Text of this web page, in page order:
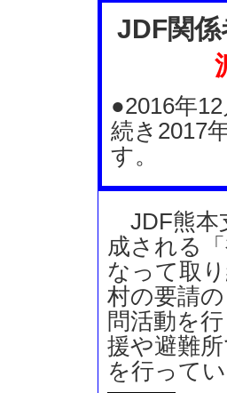
JDF関
●2016年
続き2017
す。
JDF熊本
成される
なって取
村の要請
問活動を
援や避難
を行って